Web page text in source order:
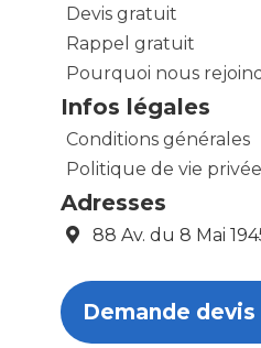
Devis gratuit
Rappel gratuit
Pourquoi nous
Infos légales
Conditions générales
Politique de vie privée
Adresses
88 Av. du 8 Mai
Demande